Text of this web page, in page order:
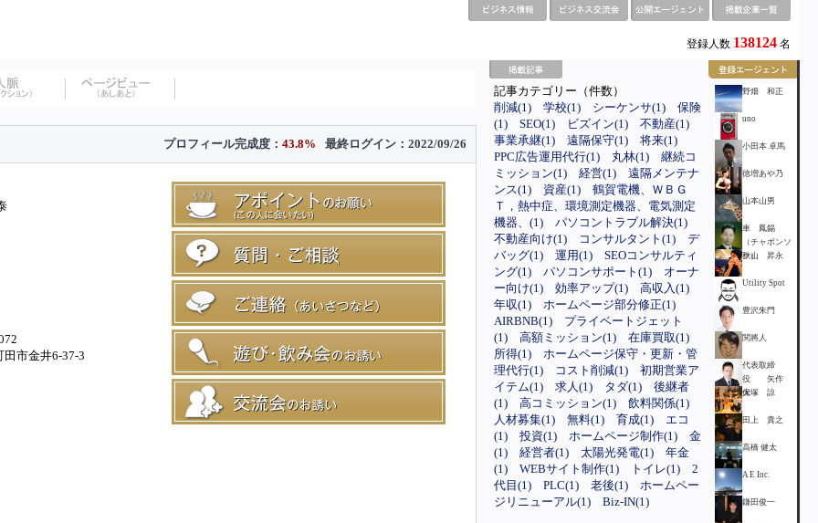
登録人数 138124 名
最終ログイン： 2022/09/26
プロフィール完成度： 43.8%
田市金井6-37-3
記事カテゴリー（件数）
削減(1)
学校(1) シーケンサ(1)
保険
(1)
SEO(1) ビズイン(1)
不動産(1)
事業承継(1)
遠隔保守(1)
将来(1)
PPC広告運用代行(1)
丸林(1)
継続コ
ミッション(1)
経営(1)
遠隔メンテナ
ンス(1)
資産(1)
鶴賀電機、ＷＢＧ
Ｔ，熱中症、環境測定機器、電気測定
機器、(1)
パソコントラブル解決(1)
不動産向け(1)
コンサルタント(1)
デ
バッグ(1)
運用(1)
SEOコンサルティ
ング(1)
パソコンサポート(1)
オーナ
ー向け(1)
効率アップ(1)
高収入(1)
年収(1)
ホームページ部分修正(1)
AIRBNB(1)
プライベートジェット
(1)
高額ミッション(1)
在庫買取(1)
所得(1)
ホームページ保守・更新・管
理代行(1)
コスト削減(1)
初期営業ア
イテム(1)
求人(1) タダ(1)
後継者
(1)
高コミッション(1)
飲料関係(1)
人材募集(1)
無料(1) 育成(1)
エコ
(1)
投資(1) ホームページ制作(1)
金
(1)
経営者(1) 太陽光発電(1)
年金
(1)
WEBサイト制作(1) トイレ(1)
2
代目(1)
PLC(1) 老後(1)
ホームペー
ジリニューアル(1)
Biz-IN(1)
野畑 和正
uno
小田本 卓馬
徳増あや乃
山本山男
車 鳳錫
（チャボンソ
ク）
秋山 昇永
Utility Spot
豊沢朱門
関將人
代表取締
役 矢作
保
大塚 諒
田上 貴之
高橋 健太
A E Inc.
鎌田俊一